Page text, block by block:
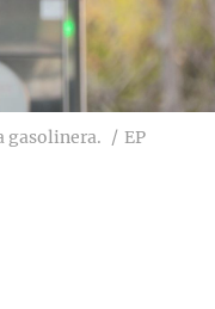
gasolinera. EP